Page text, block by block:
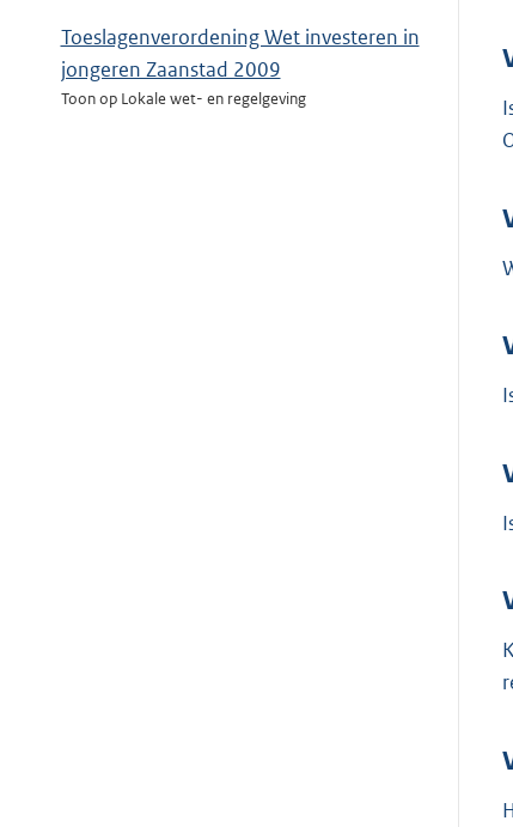
Toeslagenverordening Wet investeren in
jongeren Zaanstad 2009
Toon op Lokale wet- en regelgeving